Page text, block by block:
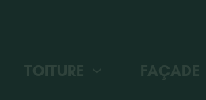
TOITURE FAÇADE